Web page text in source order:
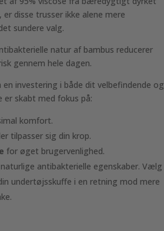
disse trusser ikke alene mere
sundere valg.
natur af bambus reducerer
gennem hele dagen.
investering i både dit velbefindende og
er skabt med fokus på:
komfort.
tilpasser sig din krop.
for øget brugervenlighed.
antibakterielle egenskaber. Vælg
undertøjsskuffe i en retning mod mere